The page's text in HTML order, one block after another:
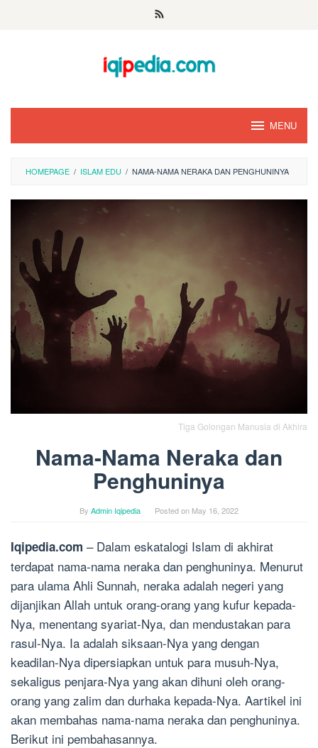
MENU
HOMEPAGE / ISLAM EDU / NAMA-NAMA NERAKA DAN PENGHUNINYA
Tiga Golongan Manusia di Akhira
Nama-Nama Neraka dan
Penghuninya
By Admin Iqipedia Posted on May 16, 2022
Iqipedia.com – Dalam eskatalogi Islam di akhirat
terdapat nama-nama neraka dan penghuninya. Menurut
para ulama Ahli Sunnah, neraka adalah negeri yang
dijanjikan Allah untuk orang-orang yang kufur kepada-
Nya, menentang syariat-Nya, dan mendustakan para
rasul-Nya. Ia adalah siksaan-Nya yang dengan
keadilan-Nya dipersiapkan untuk para musuh-Nya,
sekaligus penjara-Nya yang akan dihuni oleh orang-
orang yang zalim dan durhaka kepada-Nya. Aartikel ini
akan membahas nama-nama neraka dan penghuninya.
Berikut ini pembahasannya.